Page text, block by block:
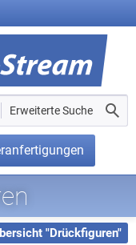
Erweiterte Suche
"Drückfiguren"